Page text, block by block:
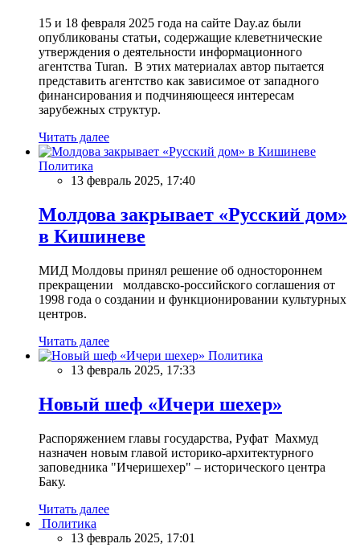
15 и 18 февраля 2025 года на сайте Day.az были
опубликованы статьи, содержащие клеветнические
утверждения о деятельности информационного
агентства Turan. В этих материалах автор пытается
представить агентство как зависимое от западного
финансирования и подчиняющееся интересам
зарубежных структур.
Читать далее
Политика
13 февраль 2025, 17:40
Молдова закрывает «Русский дом»
в Кишиневе
МИД Молдовы принял решение об одностороннем
прекращении молдавско-российского соглашения от
1998 года о создании и функционировании культурных
центров.
Читать далее
Политика
13 февраль 2025, 17:33
Новый шеф «Ичери шехер»
Распоряжением главы государства, Руфат Махмуд
назначен новым главой историко-архитектурного
заповедника "Ичеришехер" – исторического центра
Баку.
Читать далее
Политика
13 февраль 2025, 17:01